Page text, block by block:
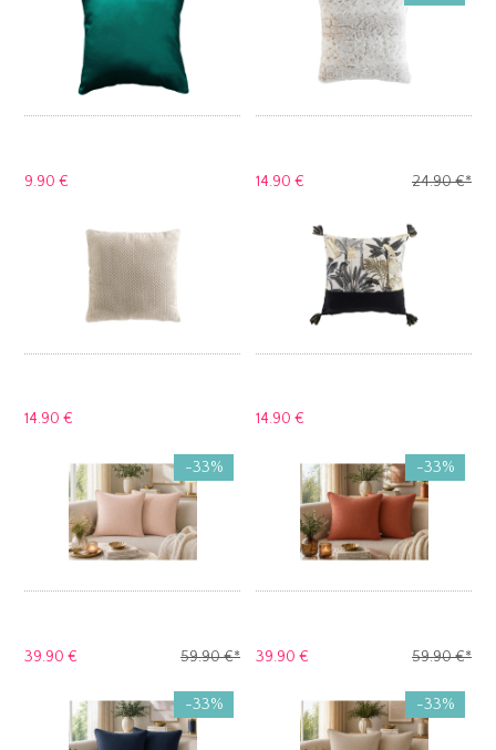
9.90 € 24.90 €*
14.90 €
14.90 € 14.90 €
-33%
59.90 €*
39.90 €
-33%
59.90 €*
39.90 €
-33% -33%